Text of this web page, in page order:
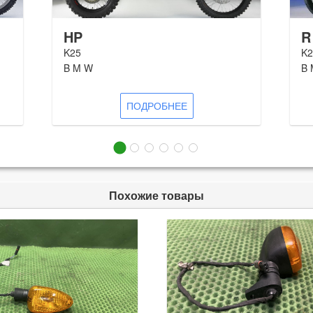
HP
K25
B M W
ПОДРОБНЕЕ
B
Похожие товары